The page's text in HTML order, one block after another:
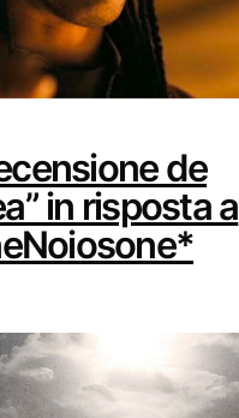
de
in risposta a